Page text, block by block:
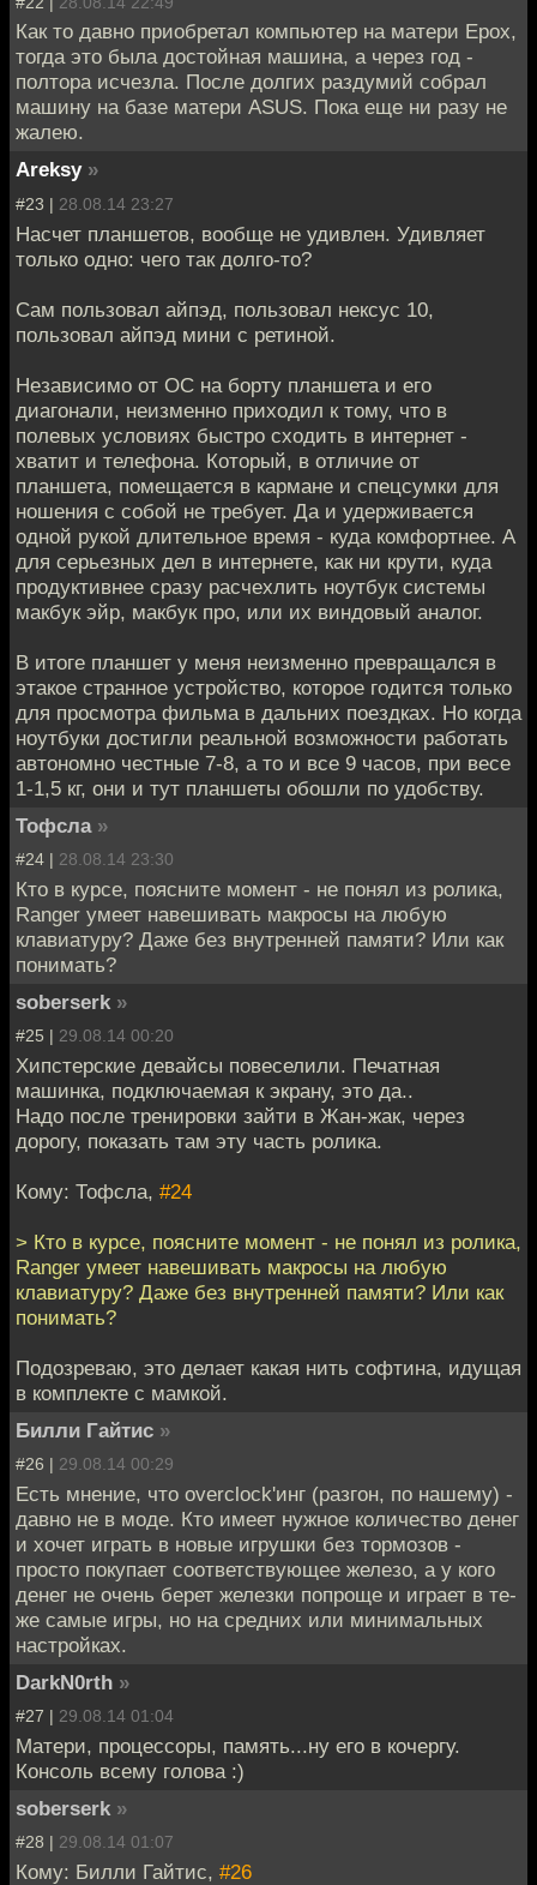
Как то давно приобретал компьютер на матери Epox,
тогда это была достойная машина, а через год -
полтора исчезла. После долгих раздумий собрал
машину на базе матери ASUS. Пока еще ни разу не
жалею.
Areksy »
#23 | 28.08.14 23:27
Насчет планшетов, вообще не удивлен. Удивляет
только одно: чего так долго-то?
Сам пользовал айпэд, пользовал нексус 10,
пользовал айпэд мини с ретиной.
Независимо от ОС на борту планшета и его
диагонали, неизменно приходил к тому, что в
полевых условиях быстро сходить в интернет -
хватит и телефона. Который, в отличие от
планшета, помещается в кармане и спецсумки для
ношения с собой не требует. Да и удерживается
одной рукой длительное время - куда комфортнее. А
для серьезных дел в интернете, как ни крути, куда
продуктивнее сразу расчехлить ноутбук системы
макбук эйр, макбук про, или их виндовый аналог.
В итоге планшет у меня неизменно превращался в
этакое странное устройство, которое годится только
для просмотра фильма в дальних поездках. Но когда
ноутбуки достигли реальной возможности работать
автономно честные 7-8, а то и все 9 часов, при весе
1-1,5 кг, они и тут планшеты обошли по удобству.
Тофсла »
#24 | 28.08.14 23:30
Кто в курсе, поясните момент - не понял из ролика,
Ranger умеет навешивать макросы на любую
клавиатуру? Даже без внутренней памяти? Или как
понимать?
soberserk »
#25 | 29.08.14 00:20
Хипстерские девайсы повеселили. Печатная
машинка, подключаемая к экрану, это да..
Надо после тренировки зайти в Жан-жак, через
дорогу, показать там эту часть ролика.
Кому: Тофсла, #24
> Кто в курсе, поясните момент - не понял из ролика,
Ranger умеет навешивать макросы на любую
клавиатуру? Даже без внутренней памяти? Или как
понимать?
Подозреваю, это делает какая нить софтина, идущая
в комплекте с мамкой.
Билли Гайтис »
#26 | 29.08.14 00:29
Есть мнение, что overclock'инг (разгон, по нашему) -
давно не в моде. Кто имеет нужное количество денег
и хочет играть в новые игрушки без тормозов -
просто покупает соответствующее железо, а у кого
денег не очень берет железки попроще и играет в те-
же самые игры, но на средних или минимальных
настройках.
DarkN0rth »
#27 | 29.08.14 01:04
Матери, процессоры, память...ну его в кочергу.
Консоль всему голова :)
soberserk »
#28 | 29.08.14 01:07
Кому: Билли Гайтис, #26